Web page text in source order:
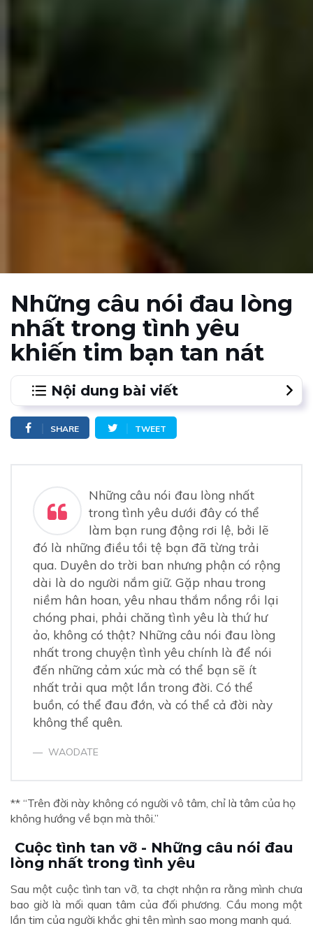
Những câu nói đau lòng
nhất trong tình yêu
khiến tim bạn tan nát
Nội dung bài viết
1.Cuộc tình tan vỡ - Những câu nói đau lòng nhất
trong tình yêu
Xa cách và nỗi đau hòa làm một
Sự đáng sợ nhất chính là cô độc, là một mình
SHARE TWEET
Những câu nói đau lòng nhất
trong tình yêu dưới đây có thể
làm bạn rung động rơi lệ, bởi lẽ
đó là những điều tồi tệ bạn đã từng trải
qua. Duyên do trời ban nhưng phận có rộng
dài là do người nắm giữ. Gặp nhau trong
niềm hân hoan, yêu nhau thắm nồng rồi lại
chóng phai, phải chăng tình yêu là thứ hư
ảo, không có thật? Những câu nói đau lòng
nhất trong chuyện tình yêu chính là để nói
đến những cảm xúc mà có thể bạn sẽ ít
nhất trải qua một lần trong đời. Có thể
buồn, có thể đau đớn, và có thể cả đời này
không thể quên.
WAODATE
** “Trên đời này không có người vô tâm, chỉ là tâm của họ
không hướng về bạn mà thôi.”
Cuộc tình tan vỡ - Những câu nói đau
lòng nhất trong tình yêu
Sau một cuộc tình tan vỡ, ta chợt nhận ra rằng mình chưa
bao giờ là mối quan tâm của đối phương. Cầu mong một
lần tim của người khắc ghi tên mình sao mong manh quá.